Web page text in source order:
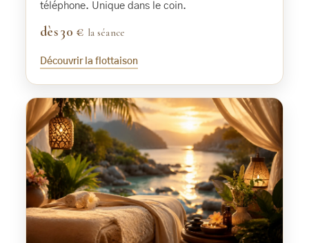
téléphone. Unique dans le coin.
dès 30 € la séance
Découvrir la flottaison